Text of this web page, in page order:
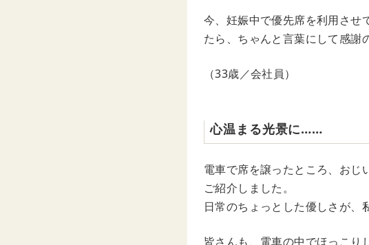
今、妊娠中で優先席を利用させ
たら、ちゃんと言葉にして感謝
（33歳／会社員）
心温まる光景に……
電車で席を譲ったところ、おじ
ご紹介しました。
日常のちょっとした優しさが、
皆さんも、電車の中でほっこり